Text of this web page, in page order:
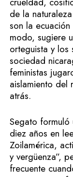
de la
son la
modo, sugiere
orteguista y los
sociedad
feministas
aislamiento del
atrás.
Segato
diez años en
Zoilamérica,
y vergüenza”,
frecuente